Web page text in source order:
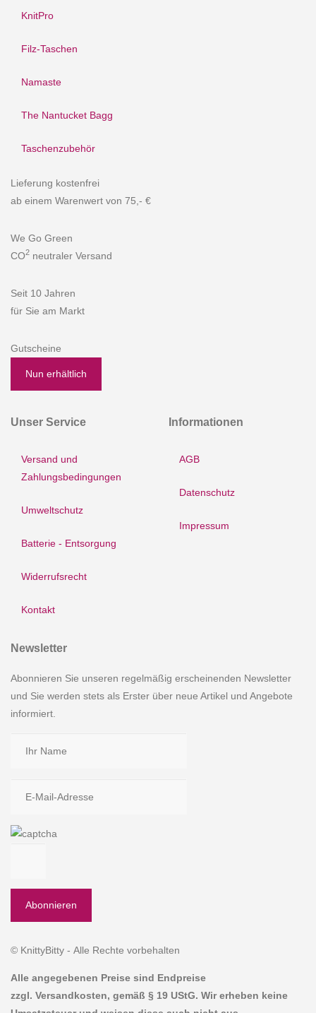
KnitPro
Filz-Taschen
Namaste
The Nantucket Bagg
Taschenzubehör
Lieferung kostenfrei
ab einem Warenwert von 75,- €
We Go Green
CO2 neutraler Versand
Seit 10 Jahren
für Sie am Markt
Gutscheine
Nun erhältlich
Unser Service
Versand und
Zahlungsbedingungen
Umweltschutz
Batterie - Entsorgung
Widerrufsrecht
Kontakt
Informationen
AGB
Datenschutz
Impressum
Newsletter
Abonnieren Sie unseren regelmäßig erscheinenden Newsletter
und Sie werden stets als Erster über neue Artikel und Angebote
informiert.
© KnittyBitty - Alle Rechte vorbehalten
Alle angegebenen Preise sind Endpreise
zzgl. Versandkosten, gemäß § 19 UStG. Wir erheben keine